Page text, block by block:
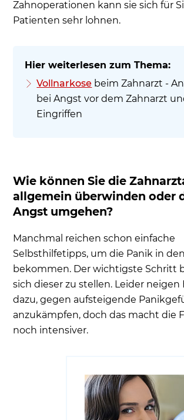
Zahnoperationen kann sie sich für
Patienten sehr lohnen.
Vollnarkose beim Zahnarzt -
bei Angst vor dem Zahnarzt
Eingriffen
Wie können Sie die
allgemein überwinden oder
Angst umgehen?
Manchmal reichen schon einfache
Selbsthilfetipps, um die Panik in
bekommen. Der wichtigste Schritt
sich dieser zu stellen. Leider neigen
dazu, gegen aufsteigende
anzukämpfen, doch das macht die
noch intensiver.